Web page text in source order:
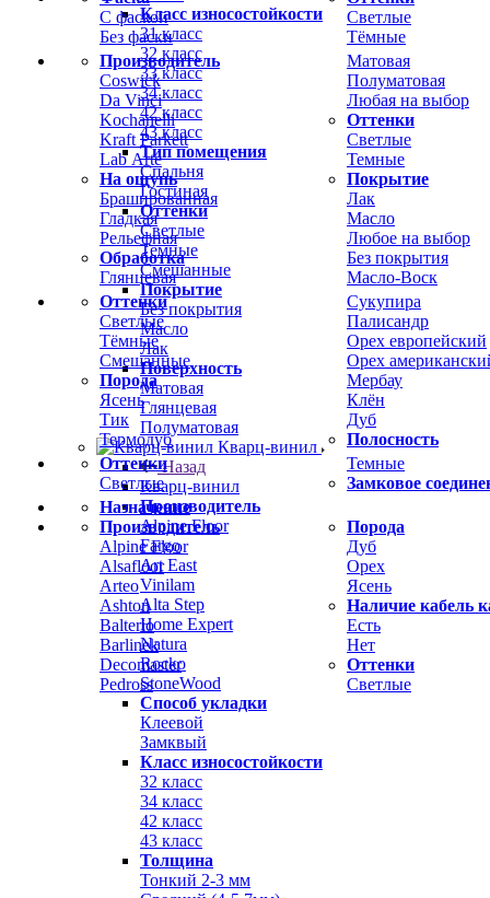
С фаской
Без фаски
Светлые
Тёмные
Производитель
Coswick
Da Vinci
Kochanelli
Kraft Parkett
Lab Arte
На ощупь
Брашированная
Гладкая
Рельефная
Обработка
Глянцевая
Матовая
Полуматовая
Любая на выбор
Оттенки
Светлые
Темные
Покрытие
Лак
Масло
Любое на выбор
Без покрытия
Масло-Воск
Оттенки
Светлые
Тёмные
Смешанные
Порода
Ясень
Тик
Термодуб
Сукупира
Палисандр
Орех европейский
Орех
Мербау
Клён
Дуб
Полосность
Оттенки
Светлые
Темные
Замковое
Назначение
Производитель
Alpine Floor
Alsafloor
Arteo
Ashton
Balterio
Barlinek
Decomaster
Pedross
Порода
Дуб
Орех
Ясень
Наличие кабель
Есть
Нет
Оттенки
Светлые
Класс износостойкости
31 класс
32 класс
33 класс
34 класс
42 класс
43 класс
Тип помещения
Спальня
Гостиная
Оттенки
Светлые
Темные
Смешанные
Покрытие
Без покрытия
Масло
Лак
Поверхность
Матовая
Глянцевая
Полуматовая
Кварц-винил
Назад
Кварц-винил
Производитель
Alpine Floor
Fargo
Art East
Vinilam
Alta Step
Home Expert
Natura
Rocko
StoneWood
Способ укладки
Клеевой
Замквый
Класс износостойкости
32 класс
34 класс
42 класс
43 класс
Толщина
Тонкий 2-3 мм